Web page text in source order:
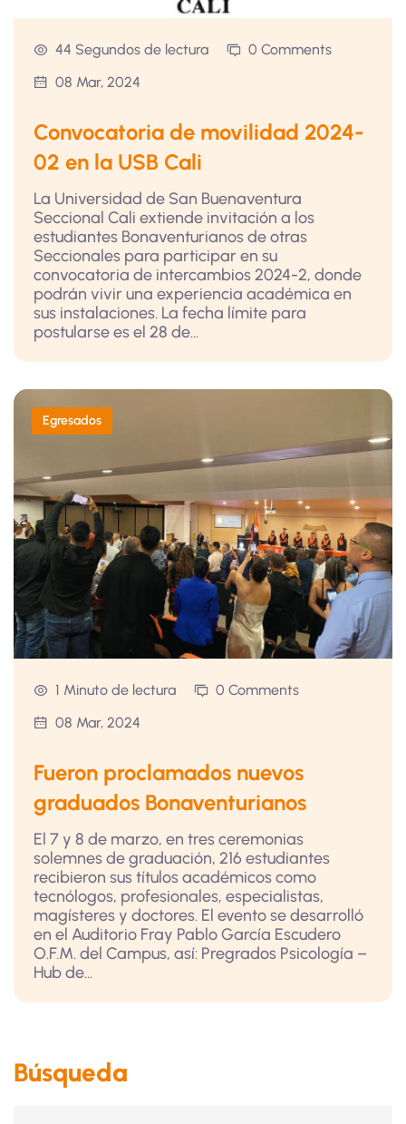
44 Segundos de lectura
0 Comments
08 Mar, 2024
Convocatoria de movilidad 2024-
02 en la USB Cali
La Universidad de San Buenaventura
Seccional Cali extiende invitación a los
estudiantes Bonaventurianos de otras
Seccionales para participar en su
convocatoria de intercambios 2024-2, donde
podrán vivir una experiencia académica en
sus instalaciones. La fecha límite para
postularse es el 28 de...
Egresados
1 Minuto de lectura
0 Comments
08 Mar, 2024
Fueron proclamados nuevos
graduados Bonaventurianos
El 7 y 8 de marzo, en tres ceremonias
solemnes de graduación, 216 estudiantes
recibieron sus títulos académicos como
tecnólogos, profesionales, especialistas,
magísteres y doctores. El evento se desarrolló
en el Auditorio Fray Pablo García Escudero
O.F.M. del Campus, así: Pregrados Psicología –
Hub de...
Búsqueda